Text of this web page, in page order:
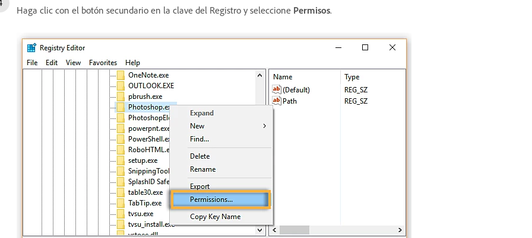
Haga clic con el botón secundario en la clave del Registro y seleccione Permisos.